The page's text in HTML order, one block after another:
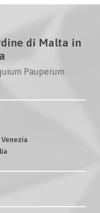
di Malta in
Pauperum